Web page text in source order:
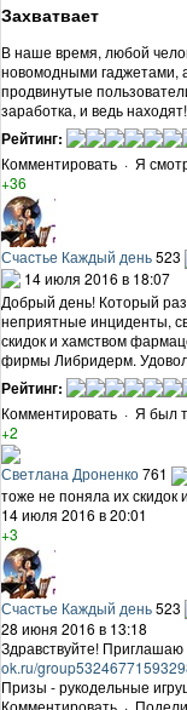
Захватвает
В наше время, любой
новомодными гаджетами,
продвинутые
заработка, и ведь
Рейтинг:
Комментировать · Я
+36
Счастье Каждый день523
14 июля 2016 в 18:07
Добрый день! Который
неприятные инциденты,
скидок и хамством
фирмы Либридерм.
Рейтинг:
Комментировать · Я был
+2
Светлана Дроненко761
тоже не поняла их скидок
14 июля 2016 в 20:01
+3
Счастье Каждый день523
28 июня 2016 в 13:18
Здравствуйте!
ok.ru/
Призы - рукодельные